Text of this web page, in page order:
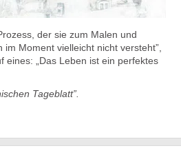
der sie zum Malen und
Moment vielleicht nicht versteht”,
eines: „Das Leben ist ein perfektes
Tageblatt”.